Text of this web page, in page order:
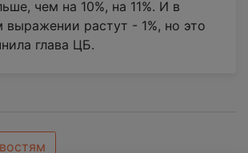
чем на 10%, на 11%. И в
выражении растут - 1%, но это
глава ЦБ.